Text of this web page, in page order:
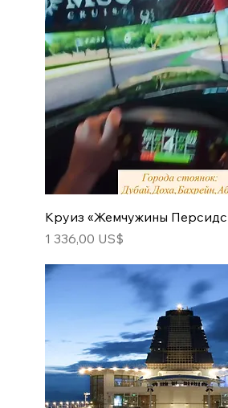
Круиз «Жемчужины
Цена
1 336,00 US$